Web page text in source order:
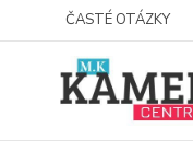
ČASTÉ OTÁZKY